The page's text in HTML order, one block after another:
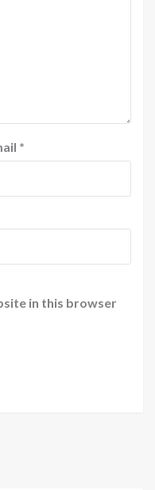
*
in this browser